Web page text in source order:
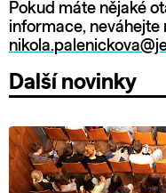
Pokud máte nějaké
informace, neváhejte
Další novinky